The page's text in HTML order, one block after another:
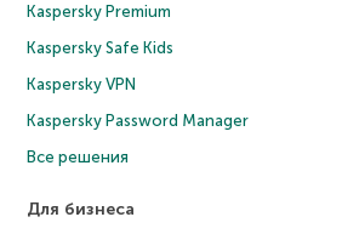
Kaspersky Premium
Kaspersky Safe Kids
Kaspersky VPN
Kaspersky Password Manager
Все решения
Для бизнеса